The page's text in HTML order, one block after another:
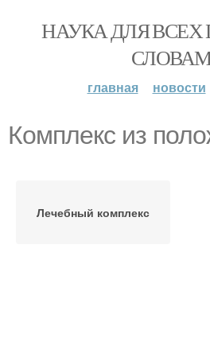
НАУКА ДЛЯ
главная новости
Комплекс из
Лечебный комплекс